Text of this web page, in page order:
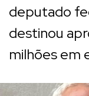
deputado
destinou
milhões em